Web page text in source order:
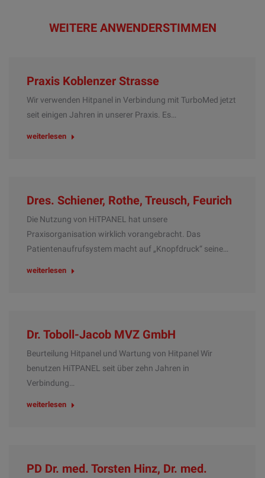
WEITERE ANWENDERSTIMMEN
Praxis Koblenzer Strasse
Wir verwenden Hitpanel in Verbindung mit TurboMed jetzt
seit einigen Jahren in unserer Praxis. Es…
weiterlesen
Dres. Schiener, Rothe, Treusch, Feurich
Die Nutzung von HiTPANEL hat unsere
Praxisorganisation wirklich vorangebracht. Das
Patientenaufrufsystem macht auf „Knopfdruck“ seine…
weiterlesen
Dr. Toboll-Jacob MVZ GmbH
Beurteilung Hitpanel und Wartung von Hitpanel Wir
benutzen HiTPANEL seit über zehn Jahren in
Verbindung…
weiterlesen
PD Dr. med. Torsten Hinz, Dr. med.